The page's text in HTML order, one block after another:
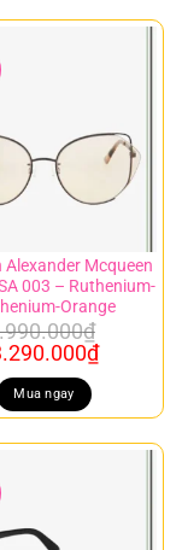
Alexander Mcqueen
003 – Ruthenium-
Orange
₫
gốc
₫Giá
là:
Mua ngay